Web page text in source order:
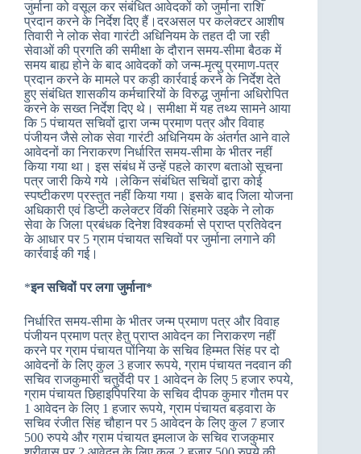
जुर्माना को वसूल कर संबंधित आवेदकों को जुर्माना राशि
प्रदान करने के निर्देश दिए हैं।दरअसल पर कलेक्टर आशीष
तिवारी ने लोक सेवा गारंटी अधिनियम के तहत दी जा रही
सेवाओं की प्रगति की समीक्षा के दौरान समय-सीमा बैठक में
समय बाह्य होने के बाद आवेदकों को जन्म-मृत्यु प्रमाण-पत्र
प्रदान करने के मामले पर कड़ी कार्रवाई करने के निर्देश देते
हुए संबंधित शासकीय कर्मचारियों के विरुद्ध जुर्माना अधिरोपित
करने के सख्त निर्देश दिए थे। समीक्षा में यह तथ्य सामने आया
कि 5 पंचायत सचिवों द्वारा जन्‍म प्रमाण पत्र और विवाह
पंजीयन जैसे लोक सेवा गारंटी अधिनियम के अंतर्गत आने वाले
आवेदनों का निराकरण निर्धारित समय-सीमा के भीतर नहीं
किया गया था। इस संबंध में उन्‍हें पहले कारण बताओ सूचना
पत्र जारी किये गये ।लेकिन संबंधित सचिवों द्वारा कोई
स्‍पष्‍टीकरण प्रस्‍तुत नहीं किया गया। इसके बाद जिला योजना
अधिकारी एवं डिप्टी कलेक्टर विंकी सिंहमारे उइके ने लोक
सेवा के जिला प्रबंधक दिनेश विश्वकर्मा से प्राप्त प्रतिवेदन
के आधार पर 5 ग्राम पंचायत सचिवों पर जुर्माना लगाने की
कार्रवाई की गई।
*इन सचिवों पर लगा जुर्माना*
निर्धारित समय-सीमा के भीतर जन्‍म प्रमाण पत्र और विवाह
पंजीयन प्रमाण पत्र हेतु प्राप्‍त आवेदन का निराकरण नहीं
करने पर ग्राम पंचायत पोंनिया के सचिव हिम्मत सिंह पर दो
आवेदनों के लिए कुल 3 हजार रूपये, ग्राम पंचायत नदवान की
सचिव राजकुमारी चतुर्वेदी पर 1 आवेदन के लिए 5 हजार रुपये,
ग्राम पंचायत छिहाइपिपरिया के सचिव दीपक कुमार गौतम पर
1 आवेदन के लिए 1 हजार रूपये, ग्राम पंचायत बड़वारा के
सचिव रंजीत सिंह चौहान पर 5 आवेदन के लिए कुल 7 हजार
500 रुपये और ग्राम पंचायत इमलाज के सचिव राजकुमार